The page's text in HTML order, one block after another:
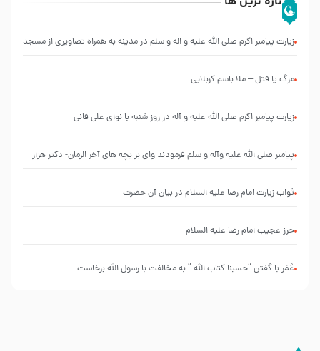
زیارت پیامبر اکرم صلی الله علیه و اله و سلم در مدینه به همراه تصاویری از مسجد
مرگ یا قتل – ملا باسم کربلایی
زیارت پیامبر اکرم صلی الله علیه و آله در روز شنبه با نوای علی فانی
پیامبر صلی الله علیه وآله و سلم فرمودند وای بر بچه های آخر الزمان- دکتر هزار
ثواب زیارت امام رضا علیه السلام در بیان آن حضرت
حرز عجیب امام رضا علیه السلام
عُمَر با گفتن “حسبنا كتاب اللّه ” به مخالفت با رسول اللّه برخاست